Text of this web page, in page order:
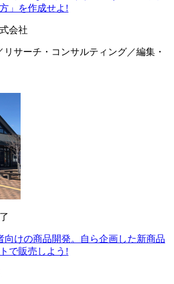
」を作成せよ!
会社
サーチ・コンサルティング／編集・
向けの商品開発。自ら企画した新商品
で販売しよう!